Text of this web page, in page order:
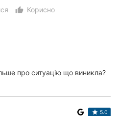
thumb_up_alt
Корисно
про ситуацію що виникла?
5.0